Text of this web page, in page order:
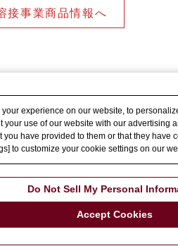
接事業商品情報へ
experience on our website, to
your use of our website with our advertising
you have provided to them or that they have
to customize your cookie settings on our
Do Not Sell My Personal
Accept Cookies